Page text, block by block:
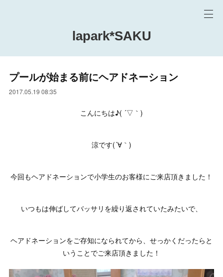
lapark*SAKU
プールが始まる前にヘアドネーション
2017.05.19 08:35
こんにちは♪( ´▽｀)
涼です(´∀｀)
今回もヘアドネーションで小学生のお客様にご来店頂きました！
いつもは伸ばしてバッサリを繰り返されていたみたいで、
ヘアドネーションをご存知になられてから、せっかくだったらと
いうことでご来店頂きました！